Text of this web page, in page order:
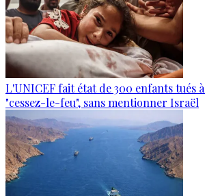
L'UNICEF fait état de 300 enfants tués
"cessez-le-feu", sans mentionner Israël